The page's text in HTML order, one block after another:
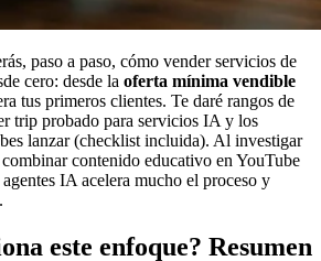
paso a paso, cómo vender servicios de
cero: desde la oferta mínima vendible
tus primeros clientes. Te daré rangos de
trip probado para servicios IA y los
lanzar (checklist incluida). Al investigar
contenido educativo en YouTube
IA acelera mucho el proceso y
este enfoque? Resumen